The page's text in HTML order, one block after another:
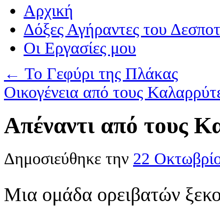
Αρχική
Δόξες Αγήραντες του
Οι Eργασίες μου
← Το Γεφύρι της Πλάκας
Οικογένεια από τους
Απέναντι από τους
Δημοσιεύθηκε την 22
Μια ομάδα ορειβατών